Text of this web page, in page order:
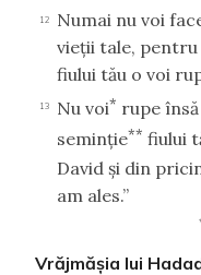
12
Numai nu voi
vieţii tale, pentru
fiului tău o voi
13 Nu voi* rupe
seminţie** fiului
David şi din
am ales.”
Vrăjmăşia lui